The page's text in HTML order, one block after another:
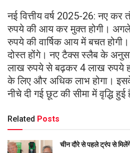
नई वित्तीय वर्ष 2025-26: नए
रुपये की आय कर मुक्त होगी। अगले
रुपये की वार्षिक आय में बचत
दोस्त होंगे। नए टैक्स स्लैब के
लाख रुपये से बढ़कर 4 लाख रुपये
के लिए और अधिक लाभ होगा।
नीचे दी गई छूट की सीमा में वृद्धि हुई
Related Posts
चीन दौरे से पहले ट्रंप से